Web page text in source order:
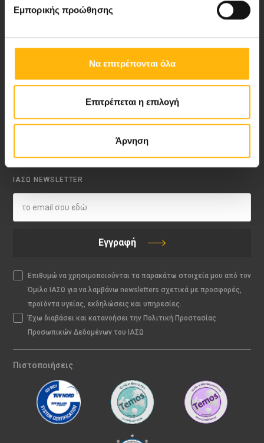
Εμπορικής προώθησης
Να επιτρέπονται όλα
Επιτρέπεται η επιλογή
Άρνηση
My Life Magazine
Medical Directory
ΑΚΟΛΟΥΘΗΣΤΕ ΜΑΣ
ΙΑΣΩ NEWSLETTER
Εγγραφή
Επιθυμώ να χρησιμοποιούνται τα παρακάτω στοιχεία μου από τον
Όμιλο ΙΑΣΩ για να λαμβάνω newsletters σχετικά με προσφορές,
προϊόντα υγείας, εκδηλώσεις και υπηρεσίες.
Έχω διαβάσει και κατανοήσει την Πολιτική Προστασίας
Προσωπικών Δεδομένων του ΙΑΣΩ
Πιστοποιήσεις